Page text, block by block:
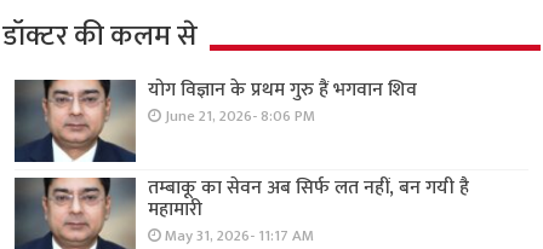
डॉक्टर की कलम से
योग विज्ञान के प्रथम गुरु हैं भगवान शिव
June 21, 2026- 8:06 PM
तम्बाकू का सेवन अब सिर्फ लत नहीं, बन गयी है
महामारी
May 31, 2026- 11:17 AM